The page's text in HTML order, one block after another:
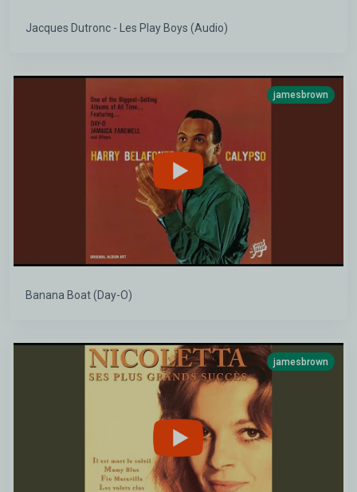
Jacques Dutronc - Les Play Boys (Audio)
jamesbrown
Banana Boat (Day-O)
jamesbrown